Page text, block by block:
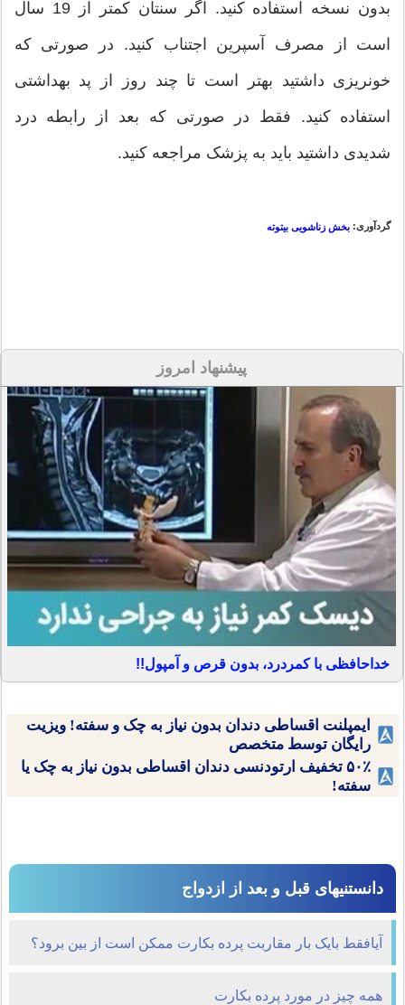
بدون نسخه استفاده کنید. اگر سنتان کمتر از 19 سال
است از مصرف آسپرین اجتناب کنید. در صورتی که
خونریزی داشتید بهتر است تا چند روز از پد بهداشتی
استفاده کنید. فقط در صورتی که بعد از رابطه درد
شدیدی داشتید باید به پزشک مراجعه کنید.
گردآوری: بخش زناشویی بیتوته
پیشنهاد امروز
خداحافظی با کمردرد، بدون قرص و آمپول!!
ایمپلنت اقساطی دندان بدون نیاز به چک و سفته! ویزیت
رایگان توسط متخصص
۵۰٪ تخفیف ارتودنسی دندان اقساطی بدون نیاز به چک یا
سفته!
دانستنیهای قبل و بعد از ازدواج
آيافقط بايک بار مقاربت پرده بکارت ممکن است از بين برود؟
همه چیز در مورد پرده بکارت